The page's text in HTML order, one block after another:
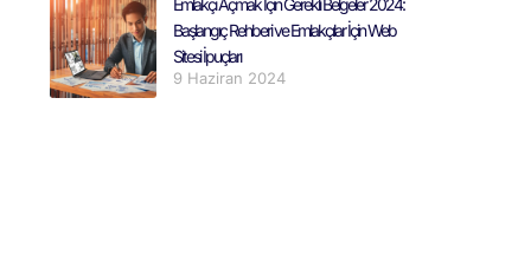
Başlangıç Rehberi ve Emlakçılar İçin Web
Sitesi İpuçları
9 Haziran 2024